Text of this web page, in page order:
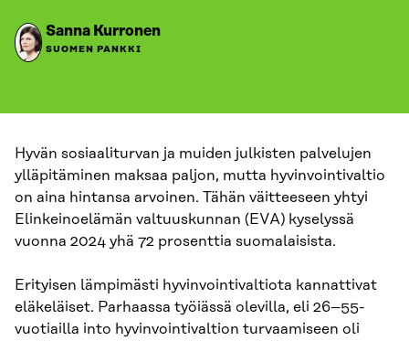
Sanna Kurronen
SUOMEN PANKKI
Hyvän sosiaaliturvan ja muiden julkisten palvelujen
ylläpitäminen maksaa paljon, mutta hyvinvointivaltio
on aina hintansa arvoinen. Tähän väitteeseen yhtyi
Elinkeinoelämän valtuuskunnan (EVA) kyselyssä
vuonna 2024 yhä 72 prosenttia suomalaisista.
Erityisen lämpimästi hyvinvointivaltiota kannattivat
eläkeläiset. Parhaassa työiässä olevilla, eli 26–55-
vuotiailla into hyvinvointivaltion turvaamiseen oli